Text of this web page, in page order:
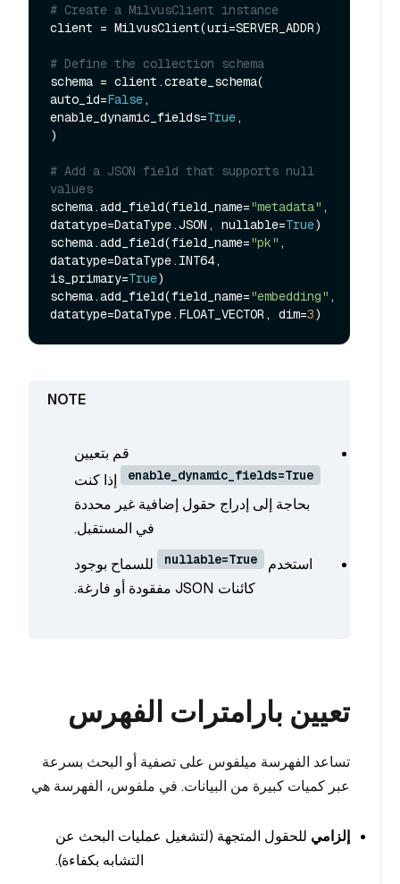
# Create a MilvusClient instance
client = MilvusClient(uri=SERVER_ADDR)
# Define the collection schema
schema = client.create_schema(
auto_id=False ,
enable_dynamic_fields=True ,
)
# Add a JSON field that supports null
values
schema.add_field(field_name="metadata" ,
datatype=DataType.JSON, nullable=True)
schema.add_field(field_name="pk" ,
datatype=DataType.INT64,
is_primary=True)
schema.add_field(field_name="embedding" ,
datatype=DataType.FLOAT_VECTOR, dim=3
قم بتعيين
enable_dynamic_fields=True
إذا كنت
بحاجة إلى إدراج حقول إضافية غير محددة
في المستقبل.
استخدم
nullable=True
للسماح بوجود
كائنات JSON مفقودة أو فارغة.
تعيين بارامترات الفهرس
تساعد الفهرسة ميلفوس على تصفية أو البحث بسرعة
عبر كميات كبيرة من البيانات. في ملفوس، الفهرسة هي
إلزامي للحقول المتجهة (لتشغيل عمليات البحث عن
التشابه بكفاءة).